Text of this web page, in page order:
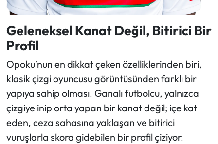
Geleneksel Kanat Değil, Bitirici Bir
Profil
Opoku’nun en dikkat çeken özelliklerinden biri,
klasik çizgi oyuncusu görüntüsünden farklı bir
yapıya sahip olması. Ganalı futbolcu, yalnızca
çizgiye inip orta yapan bir kanat değil; içe kat
eden, ceza sahasına yaklaşan ve bitirici
vuruşlarla skora gidebilen bir profil çiziyor.